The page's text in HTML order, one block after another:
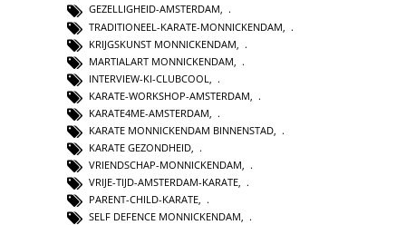
GEZELLIGHEID-AMSTERDAM,
TRADITIONEEL-KARATE-MONNICKENDAM
KRIJGSKUNST MONNICKENDAM
MARTIALART MONNICKENDAM
INTERVIEW-KI-CLUBCOOL
KARATE-WORKSHOP-AMSTERDAM
KARATE4ME-AMSTERDAM
KARATE MONNICKENDAM BINNENSTAD
KARATE GEZONDHEID
VRIENDSCHAP-MONNICKENDAM,
VRIJE-TIJD-AMSTERDAM-KARATE,
PARENT-CHILD-KARATE,
SELF DEFENCE MONNICKENDAM,